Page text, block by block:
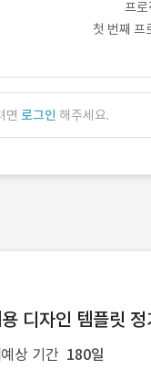
프로
첫 번째 프
면 로그인 해주세요.
디자인 템플릿
예상 기간 180일